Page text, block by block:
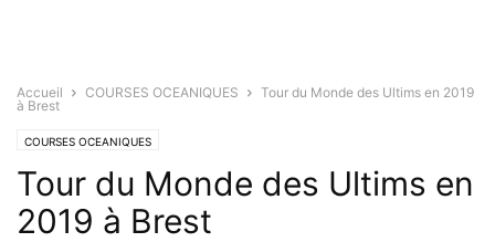
Accueil COURSES OCEANIQUES
Tour du Monde des Ultims en 2019
à Brest
COURSES OCEANIQUES
Tour du Monde des Ultims en
2019 à Brest